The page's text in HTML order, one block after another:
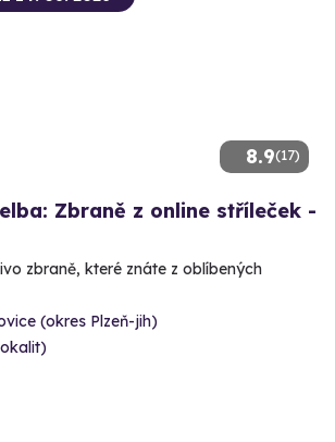
8.9(17)
Zbraně z online stříleček -
zbraně, které znáte z oblíbených
(okres Plzeň-jih)